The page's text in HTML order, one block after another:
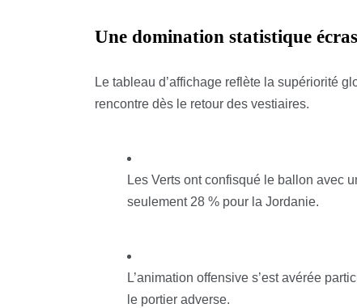
Une domination statistique
Le tableau d’affichage reflète la supériorité
rencontre dès le retour des vestiaires.
Les Verts ont confisqué le ballon avec
seulement 28 % pour la Jordanie.
L’animation offensive s’est avérée
le portier adverse.